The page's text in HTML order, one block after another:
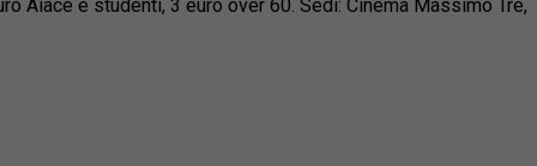
Aiace e studenti, 3 euro over 60. Sedi: Cinema Massimo Tre,